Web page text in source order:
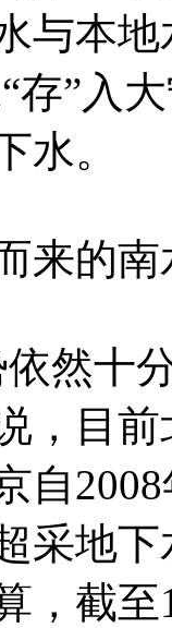
与本
存”入
水。
的南
十分
，目
自
采地
，截